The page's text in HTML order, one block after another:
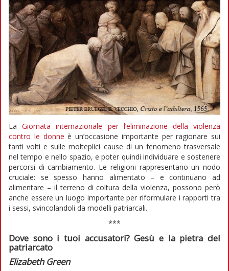
LaGiornata internazionale per l’eliminazione della violenza
contro le donne è un’occasione importante per ragionare sui
tanti volti e sulle molteplici cause di un fenomeno trasversale
nel tempo e nello spazio, e poter quindi individuare e sostenere
percorsi di cambiamento. Le religioni rappresentano un nodo
cruciale: se spesso hanno alimentato – e continuano ad
alimentare – il terreno di coltura della violenza, possono però
anche essere un luogo importante per riformulare i rapporti tra
i sessi, svincolandoli da modelli patriarcali.
***
Dove sono i tuoi accusatori? Gesù e la pietra del
patriarcato
Elizabeth Green